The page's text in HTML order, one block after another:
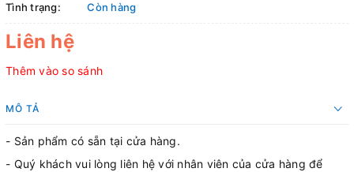
Tình trạng:
Còn hàng
Liên hệ
Thêm vào so sánh
MÔ TẢ
- Sản phẩm có sẵn tại cửa hàng.
- Quý khách vui lòng liên hệ với nhân viên của cửa hàng để